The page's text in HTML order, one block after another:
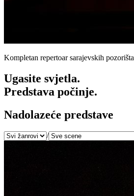
Kompletan repertoar sarajevskih pozorišta
Ugasite svjetla.
Predstava počinje.
Nadolazeće predstave
/